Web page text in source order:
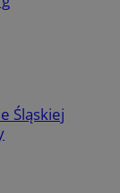
Śląskiej